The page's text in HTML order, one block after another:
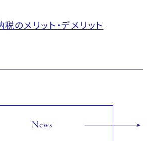
のメリット・デメリット
News